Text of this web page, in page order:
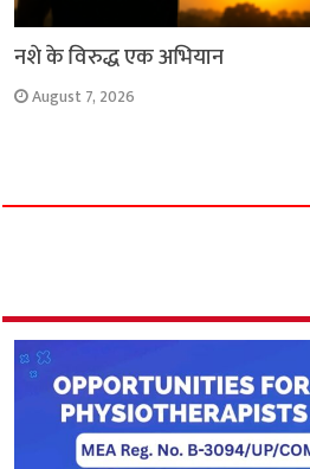
नशे के विरुद्ध एक अभियान
August 7, 2026